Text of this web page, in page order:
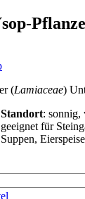
(Lamiaceae)
Standort: sonnig,
geeignet für
Suppen,